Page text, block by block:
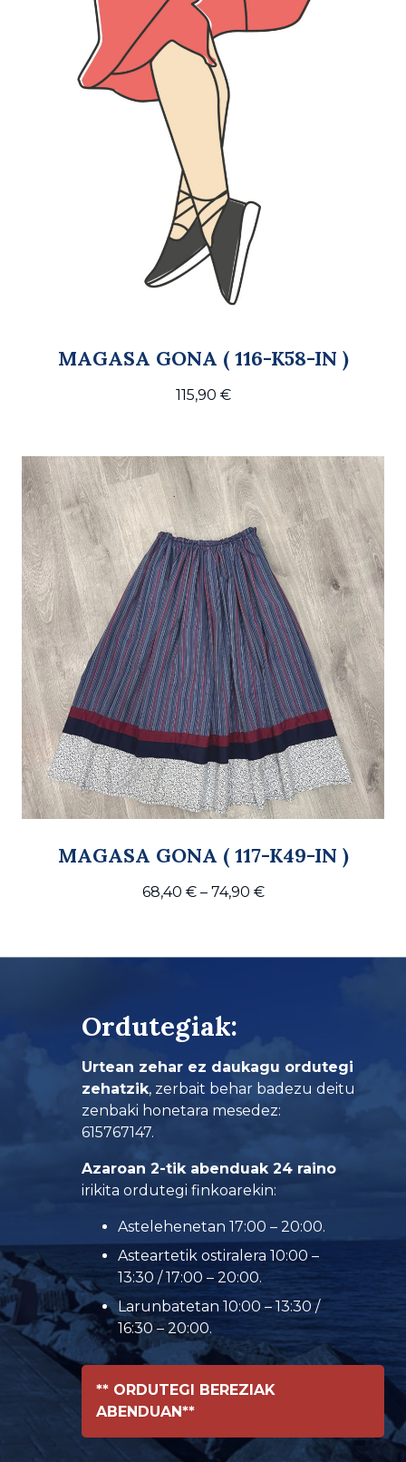
MAGASA GONA ( 116-K58-IN )
115,90 €
MAGASA GONA ( 117-K49-IN )
68,40 € – 74,90 €Price
through
Ordutegiak:
Urtean zehar ez daukagu ordutegi
zehatzik, zerbait behar badezu deitu
zenbaki honetara mesedez:
615767147.
Azaroan 2-tik abenduak 24 raino
irikita ordutegi finkoarekin:
Astelehenetan 17:00 – 20:00.
Asteartetik ostiralera 10:00 –
13:30 / 17:00 – 20:00.
Larunbatetan 10:00 – 13:30 /
16:30 – 20:00.
** ORDUTEGI BEREZIAK
ABENDUAN**